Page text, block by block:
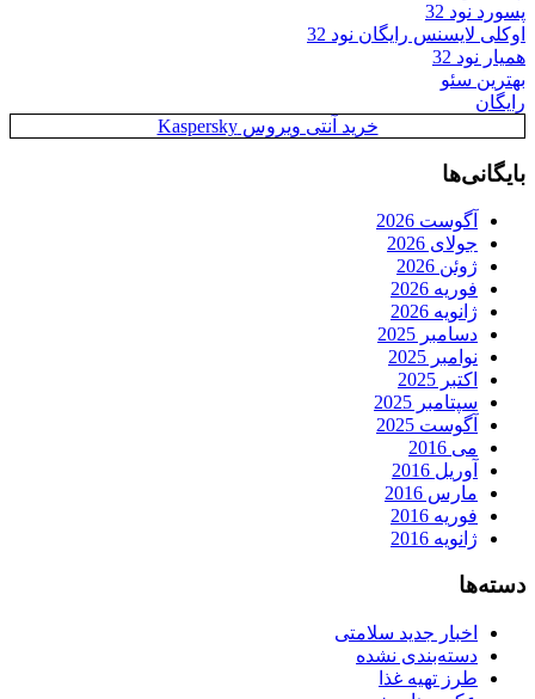
پسورد نود 32
اوکلی لایسنس رایگان نود 32
همیار نود 32
بهترین سئو
رایگان
خرید آنتی ویروس Kaspersky
بایگانی‌ها
آگوست 2026
جولای 2026
ژوئن 2026
فوریه 2026
ژانویه 2026
دسامبر 2025
نوامبر 2025
اکتبر 2025
سپتامبر 2025
آگوست 2025
می 2016
آوریل 2016
مارس 2016
فوریه 2016
ژانویه 2016
دسته‌ها
اخبار جدید سلامتی
دسته‌بندی نشده
طرز تهیه غذا